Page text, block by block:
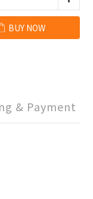
BUY NOW
& Payment